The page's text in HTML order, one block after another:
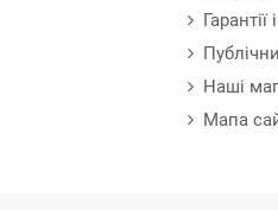
Наші
Мапа